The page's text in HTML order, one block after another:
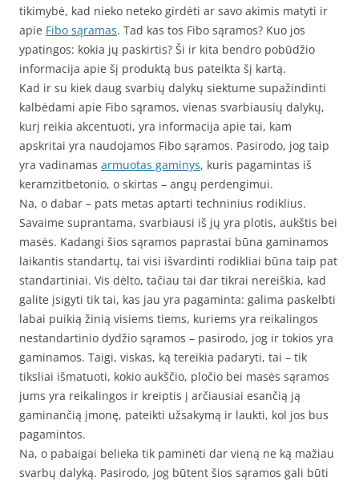
tikimybė, kad nieko neteko girdėti ar savo akimis matyti ir
apie Fibo sąramas. Tad kas tos Fibo sąramos? Kuo jos
ypatingos: kokia jų paskirtis? Ši ir kita bendro pobūdžio
informacija apie šį produktą bus pateikta šį kartą.
Kad ir su kiek daug svarbių dalykų siektume supažindinti
kalbėdami apie Fibo sąramos, vienas svarbiausių dalykų,
kurį reikia akcentuoti, yra informacija apie tai, kam
apskritai yra naudojamos Fibo sąramos. Pasirodo, jog taip
yra vadinamas armuotas gaminys, kuris pagamintas iš
keramzitbetonio, o skirtas – angų perdengimui.
Na, o dabar – pats metas aptarti techninius rodiklius.
Savaime suprantama, svarbiausi iš jų yra plotis, aukštis bei
masės. Kadangi šios sąramos paprastai būna gaminamos
laikantis standartų, tai visi išvardinti rodikliai būna taip pat
standartiniai. Vis dėlto, tačiau tai dar tikrai nereiškia, kad
galite įsigyti tik tai, kas jau yra pagaminta: galima paskelbti
labai puikią žinią visiems tiems, kuriems yra reikalingos
nestandartinio dydžio sąramos – pasirodo, jog ir tokios yra
gaminamos. Taigi, viskas, ką tereikia padaryti, tai – tik
tiksliai išmatuoti, kokio aukščio, pločio bei masės sąramos
jums yra reikalingos ir kreiptis į arčiausiai esančią ją
gaminančią įmonę, pateikti užsakymą ir laukti, kol jos bus
pagamintos.
Na, o pabaigai belieka tik paminėti dar vieną ne ką mažiau
svarbų dalyką. Pasirodo, jog būtent šios sąramos gali būti